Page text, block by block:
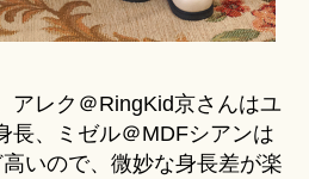
アレク＠RingKid京さんはユ
長、ミゼル＠MDFシアンは
いので、微妙な身長差が楽